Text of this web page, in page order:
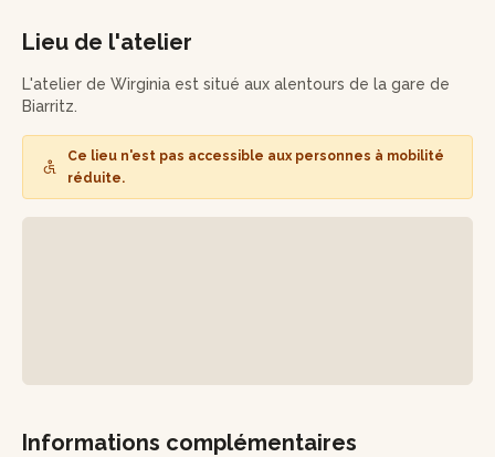
• Accompagnement :bénéficiez de l’aide de l’artisane tout
•Finitions :
Repartez avec vos bols prêts à être utilisés !
Lieu de l'atelier
L'atelier de Wirginia est situé aux alentours de la gare de
Biarritz.
Ce lieu n'est pas accessible aux personnes à mobilité
réduite.
Informations complémentaires